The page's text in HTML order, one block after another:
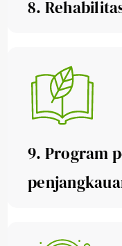
8.
9. Program